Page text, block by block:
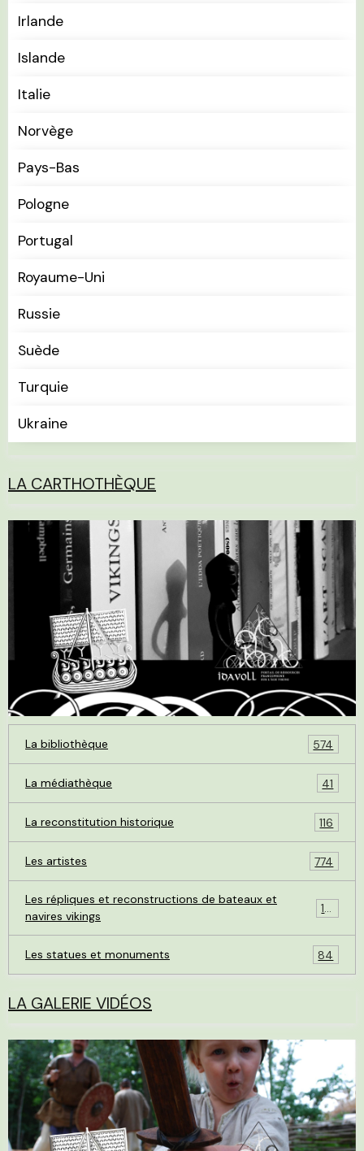
Irlande
Islande
Italie
Norvège
Pays-Bas
Pologne
Portugal
Royaume-Uni
Russie
Suède
Turquie
Ukraine
LA CARTHOTHÈQUE
La bibliothèque 574
La médiathèque 41
La reconstitution historique 116
Les artistes 774
Les répliques et reconstructions de bateaux et
navires vikings
119
Les statues et monuments 84
LA GALERIE VIDÉOS